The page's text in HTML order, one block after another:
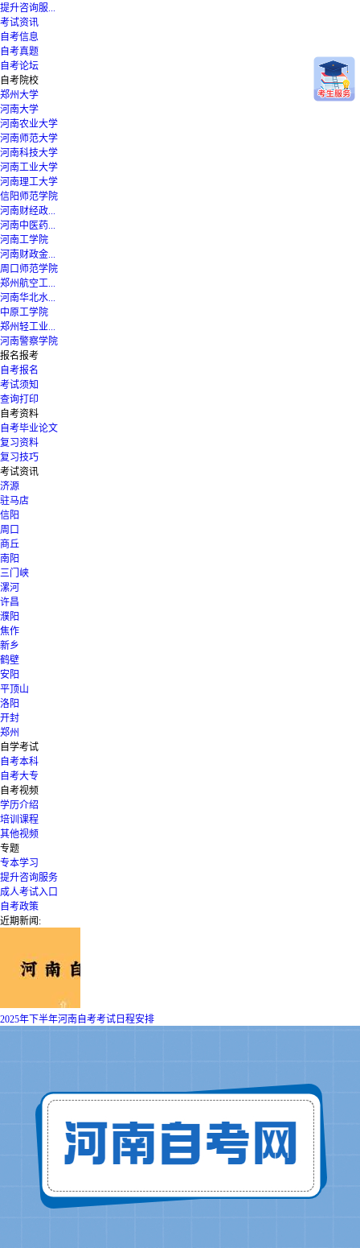
提升咨询服...
考试资讯
自考信息
自考真题
自考论坛
自考院校
郑州大学
河南大学
河南农业大学
河南师范大学
河南科技大学
河南工业大学
河南理工大学
信阳师范学院
河南财经政...
河南中医药...
河南工学院
河南财政金...
周口师范学院
郑州航空工...
河南华北水...
中原工学院
郑州轻工业...
河南警察学院
报名报考
自考报名
考试须知
查询打印
自考资料
自考毕业论文
复习资料
复习技巧
考试资讯
济源
驻马店
信阳
周口
商丘
南阳
三门峡
漯河
许昌
濮阳
焦作
新乡
鹤壁
安阳
平顶山
洛阳
开封
郑州
自学考试
自考本科
自考大专
自考视频
学历介绍
培训课程
其他视频
专题
专本学习
提升咨询服务
成人考试入口
自考政策
近期新闻:
2025年下半年河南自考考试日程安排